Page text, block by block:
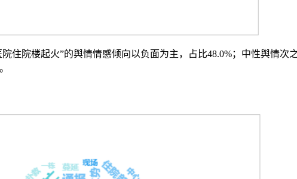
住院楼起火”的舆情情感倾向以负面为主，占比48.0%；中性舆情次